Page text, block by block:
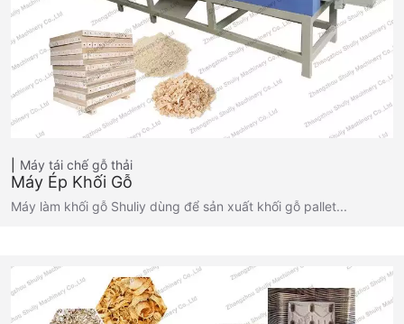
Máy tái chế gỗ thải
Máy Ép Khối Gỗ
Máy làm khối gỗ Shuliy dùng để sản xuất khối gỗ pallet...